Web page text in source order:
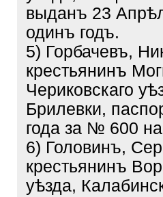
выданъ 23
одинъ годъ.
5) Горбачевъ,
крестьянинъ
Чериковскаго
Брилевки,
года за № 600
6) Головинъ,
крестьянинъ
уѣзда,